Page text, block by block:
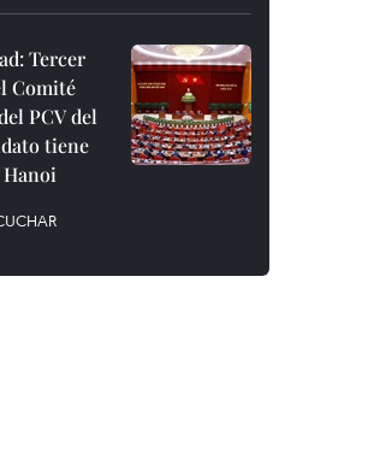
Tercer
Comité
PCV del
tiene